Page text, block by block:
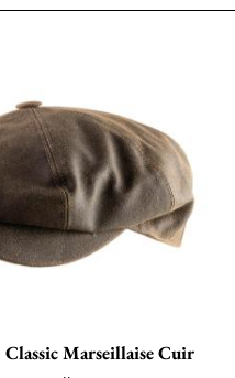
Classic Marseillaise Cuir